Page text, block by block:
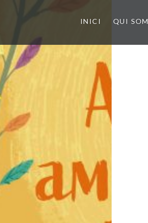
INICI QUI SOM